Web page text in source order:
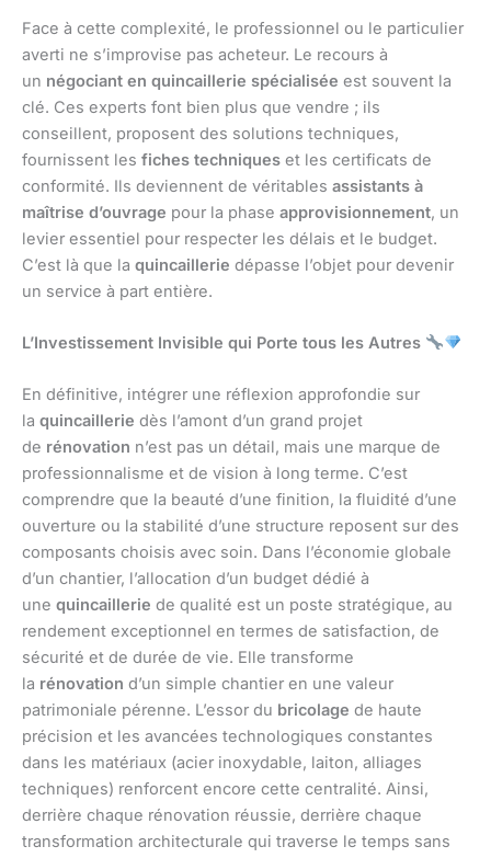
Face à cette complexité, le professionnel ou le particulier
averti ne s’improvise pas acheteur. Le recours à
un négociant en quincaillerie spécialisée est souvent la
clé. Ces experts font bien plus que vendre ; ils
conseillent, proposent des solutions techniques,
fournissent les fiches techniques et les certificats de
conformité. Ils deviennent de véritables assistants à
maîtrise d’ouvrage pour la phase approvisionnement, un
levier essentiel pour respecter les délais et le budget.
C’est là que la quincaillerie dépasse l’objet pour devenir
un service à part entière.
L’Investissement Invisible qui Porte tous les Autres
En définitive, intégrer une réflexion approfondie sur
la quincaillerie dès l’amont d’un grand projet
de rénovation n’est pas un détail, mais une marque de
professionnalisme et de vision à long terme. C’est
comprendre que la beauté d’une finition, la fluidité d’une
ouverture ou la stabilité d’une structure reposent sur des
composants choisis avec soin. Dans l’économie globale
d’un chantier, l’allocation d’un budget dédié à
une quincaillerie de qualité est un poste stratégique, au
rendement exceptionnel en termes de satisfaction, de
sécurité et de durée de vie. Elle transforme
la rénovation d’un simple chantier en une valeur
patrimoniale pérenne. L’essor du bricolage de haute
précision et les avancées technologiques constantes
dans les matériaux (acier inoxydable, laiton, alliages
techniques) renforcent encore cette centralité. Ainsi,
derrière chaque rénovation réussie, derrière chaque
transformation architecturale qui traverse le temps sans